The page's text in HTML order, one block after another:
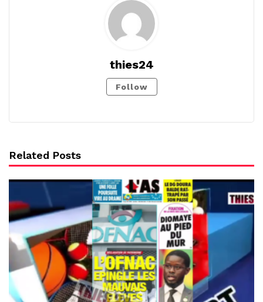
thies24
Follow
Related Posts